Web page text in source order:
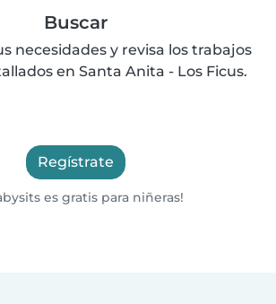
Buscar
necesidades y revisa los trabajos
en Santa Anita - Los Ficus.
Regístrate
es gratis para niñeras!